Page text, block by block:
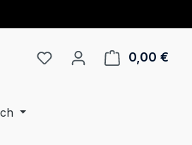
0,00 €